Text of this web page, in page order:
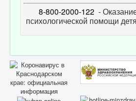
8-800-2000-122 -
психологической помощи